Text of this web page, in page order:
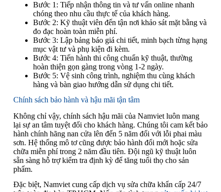
Bước 1: Tiếp nhận thông tin và tư vấn online nhanh
chóng theo nhu cầu thực tế của khách hàng.
Bước 2: Kỹ thuật viên đến tận nơi khảo sát mặt bằng và
đo đạc hoàn toàn miễn phí.
Bước 3: Lập bảng báo giá chi tiết, minh bạch từng hạng
mục vật tư và phụ kiện đi kèm.
Bước 4: Tiến hành thi công chuẩn kỹ thuật, thường
hoàn thiện gọn gàng trong vòng 1-2 ngày.
Bước 5: Vệ sinh công trình, nghiệm thu cùng khách
hàng và bàn giao hướng dẫn sử dụng chi tiết.
Chính sách bảo hành và hậu mãi tận tâm
Không chỉ vậy, chính sách hậu mãi của Namviet luôn mang
lại sự an tâm tuyệt đối cho khách hàng. Chúng tôi cam kết bảo
hành chính hãng nan cửa lên đến 5 năm đối với lỗi phai màu
sơn. Hệ thống mô tơ cũng được bảo hành đổi mới hoặc sửa
chữa miễn phí trong 2 năm đầu tiên. Đội ngũ kỹ thuật luôn
sẵn sàng hỗ trợ kiểm tra định kỳ để tăng tuổi thọ cho sản
phẩm.
Đặc biệt, Namviet cung cấp dịch vụ sửa chữa khẩn cấp 24/7